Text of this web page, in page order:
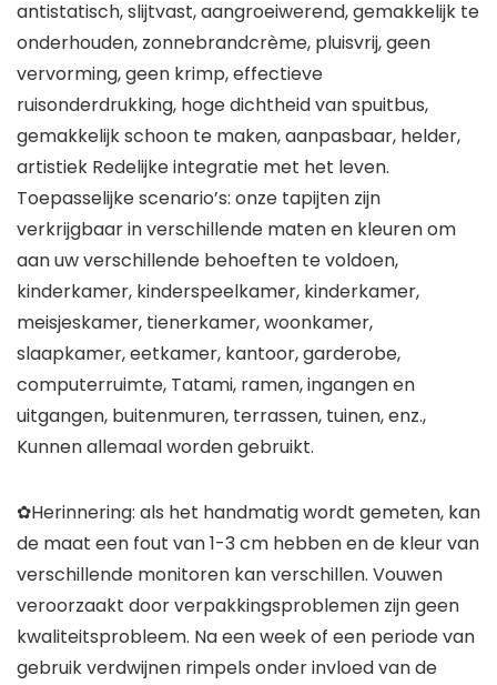
antistatisch, slijtvast, aangroeiwerend, gemakkelijk te
onderhouden, zonnebrandcrème, pluisvrij, geen
vervorming, geen krimp, effectieve
ruisonderdrukking, hoge dichtheid van spuitbus,
gemakkelijk schoon te maken, aanpasbaar, helder,
artistiek Redelijke integratie met het leven.
Toepasselijke scenario’s: onze tapijten zijn
verkrijgbaar in verschillende maten en kleuren om
aan uw verschillende behoeften te voldoen,
kinderkamer, kinderspeelkamer, kinderkamer,
meisjeskamer, tienerkamer, woonkamer,
slaapkamer, eetkamer, kantoor, garderobe,
computerruimte, Tatami, ramen, ingangen en
uitgangen, buitenmuren, terrassen, tuinen, enz.,
Kunnen allemaal worden gebruikt.
✿Herinnering: als het handmatig wordt gemeten, kan
de maat een fout van 1-3 cm hebben en de kleur van
verschillende monitoren kan verschillen. Vouwen
veroorzaakt door verpakkingsproblemen zijn geen
kwaliteitsprobleem. Na een week of een periode van
gebruik verdwijnen rimpels onder invloed van de